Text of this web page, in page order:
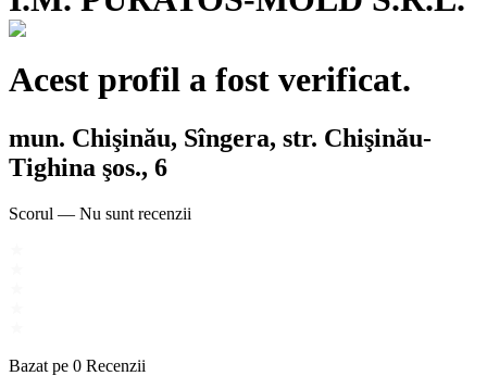
Acest profil a fost verificat.
mun. Chişinău, Sîngera, str. Chişinău-
Tighina şos., 6
Scorul — Nu sunt recenzii
Bazat pe 0 Recenzii